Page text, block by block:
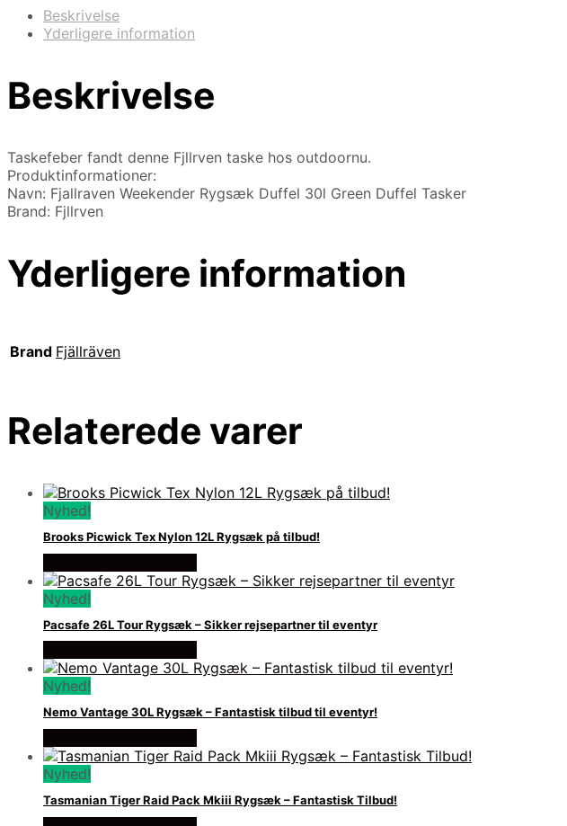
Beskrivelse
Yderligere information
Beskrivelse
Taskefeber fandt denne Fjllrven taske hos outdoornu.
Produktinformationer:
Navn: Fjallraven Weekender Rygsæk Duffel 30l Green Duffel Tasker
Brand: Fjllrven
Yderligere information
Brand Fjällräven
Relaterede varer
Nyhed!
Brooks Picwick Tex Nylon 12L Rygsæk på tilbud!
Nyhed!
Pacsafe 26L Tour Rygsæk – Sikker rejsepartner til eventyr
Nyhed!
Nemo Vantage 30L Rygsæk – Fantastisk tilbud til eventyr!
Nyhed!
Tasmanian Tiger Raid Pack Mkiii Rygsæk – Fantastisk Tilbud!